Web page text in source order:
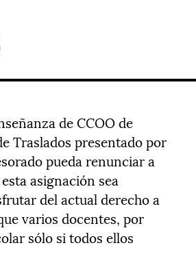
de CCOO de
Traslados presentado por
pueda renunciar a
asignación sea
del actual derecho a
varios docentes, por
sólo si todos ellos